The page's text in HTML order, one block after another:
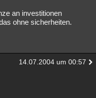
an investitionen
ohne sicherheiten.
14.07.2004 um 00:57